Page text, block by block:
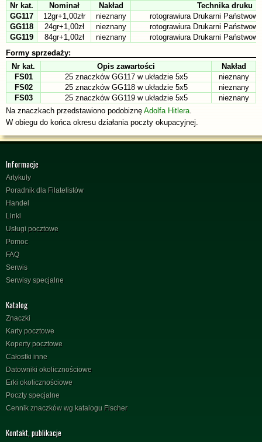
Nr kat.
Nominał Nakład
Technika druku
GG117
12gr+1,00złr nieznany
rotograwiura Drukarni
GG118
24gr+1,00zł nieznany
rotograwiura Drukarni
GG119
84gr+1,00zł nieznany
rotograwiura Drukarni
Formy sprzedaży:
Nr kat.
Opis zawartości
Nakład
FS01
25 znaczków GG117 w układzie 5x5
nieznany
FS02
25 znaczków GG118 w układzie 5x5
nieznany
FS03
25 znaczków GG119 w układzie 5x5
nieznany
Na znaczkach przedstawiono podobiznę Adolfa Hitlera
W obiegu do końca okresu działania poczty okupacyjnej.
Informacje
Artykuły
Poradnik dla Filatelistów
Handel
Linki
Usługi pocztowe
Pomoc
FAQ
Serwis
Serwisy specjalne
Katalog
Znaczki
Karty pocztowe
Koperty pocztowe
Całostki inne
Datowniki okolicznościowe
Erki okolicznościowe
Poczty specjalne
Cennik znaczków wg katalogu Fischer
Kontakt, publikacje